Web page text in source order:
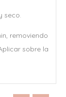
seco.
removiendo
sobre la